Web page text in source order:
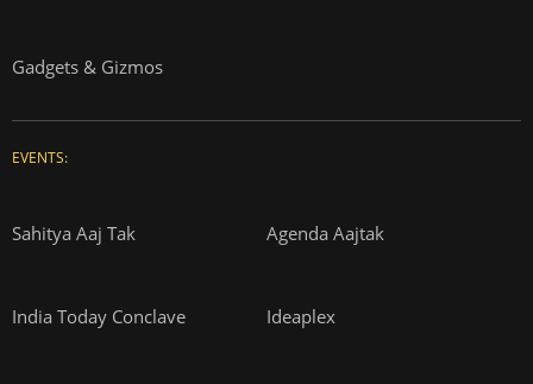
Gadgets & Gizmos
EVENTS:
Sahitya Aaj Tak Agenda Aajtak
India Today Conclave Ideaplex